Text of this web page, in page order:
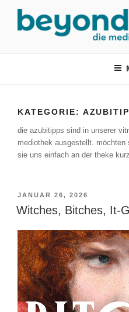
springen
KATEGORIE:
die azubitipps sind in unserer
mediothek ausgestellt. möchten
sie uns einfach an der theke
VERÖFFENTLICHT
AM
JANUAR 26, 2026
Witches, Bitches, It-